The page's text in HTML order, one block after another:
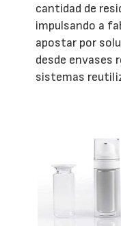
cantidad de
impulsando a
apostar por
desde envases
sistemas